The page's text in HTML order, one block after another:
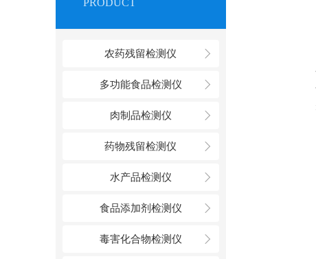
PRODUCT
农药残留检测仪
多功能食品检测仪
肉制品检测仪
药物残留检测仪
水产品检测仪
食品添加剂检测仪
毒害化合物检测仪